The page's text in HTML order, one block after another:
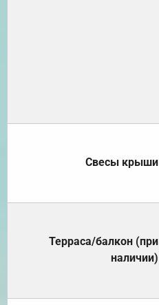
Свесы крыши
Терраса/балкон (при
наличии)